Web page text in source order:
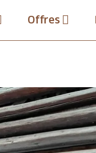
Offres